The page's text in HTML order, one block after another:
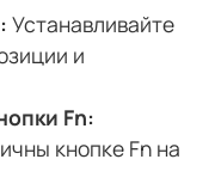
Устанавливайте
и
Fn:
кнопке Fn на